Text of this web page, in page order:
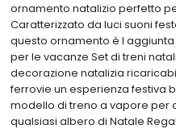
ornamento natalizio perfetto
Caratterizzato da luci suoni
questo ornamento è l
per le vacanze Set di treni
decorazione natalizia
ferrovie un esperienza festiva
modello di treno a vapore per
qualsiasi albero di Natale